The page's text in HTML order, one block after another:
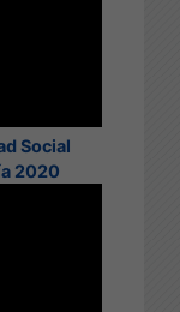
Social
2020